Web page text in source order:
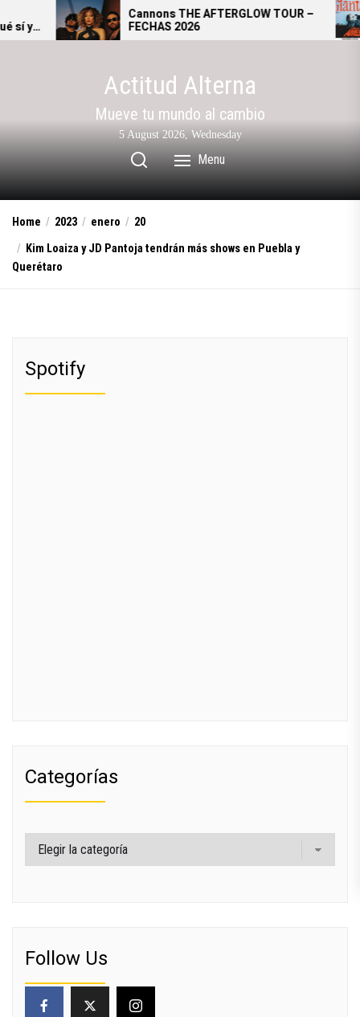
to
Cannons THE AFTERGLOW TOUR –
FECHAS 2026 se
Actitud Alterna
Mueve tu mundo al cambio
5 August 2026, Wednesday
Menu
Home 2023 enero
20
Kim Loaiza y JD Pantoja tendrán más shows en Puebla y
Querétaro
Spotify
Categorías
Categorías
Follow Us